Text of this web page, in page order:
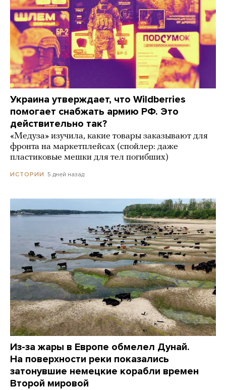
Украина утверждает, что Wildberries
помогает снабжать армию РФ. Это
действительно так?
«Медуза» изучила, какие товары заказывают для
фронта на маркетплейсах (спойлер: даже
пластиковые мешки для тел погибших)
ИСТОРИИ 5 дней назад
Из-за жары в Европе обмелел Дунай.
На поверхности реки показались
затонувшие немецкие корабли времен
Второй мировой